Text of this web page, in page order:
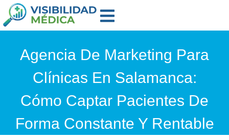
Agencia De Marketing Para
Clínicas En Salamanca:
Cómo Captar Pacientes De
Forma Constante Y Rentable